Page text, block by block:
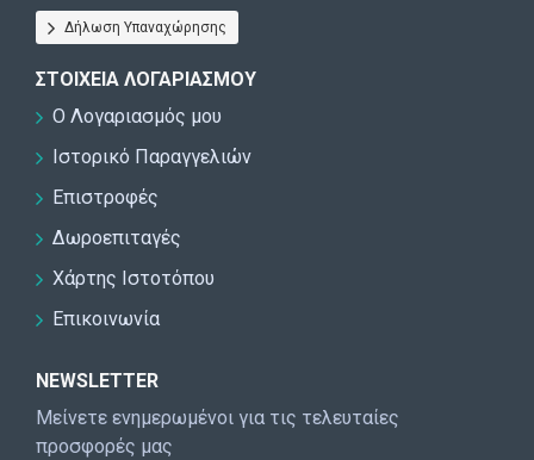
Δήλωση Υπαναχώρησης
ΣΤΟΙΧΕΊΑ ΛΟΓΑΡΙΑΣΜΟΎ
Ο Λογαριασμός μου
Ιστορικό Παραγγελιών
Επιστροφές
Δωροεπιταγές
Χάρτης Ιστοτόπου
Επικοινωνία
NEWSLETTER
Μείνετε ενημερωμένοι για τις τελευταίες
προσφορές μας